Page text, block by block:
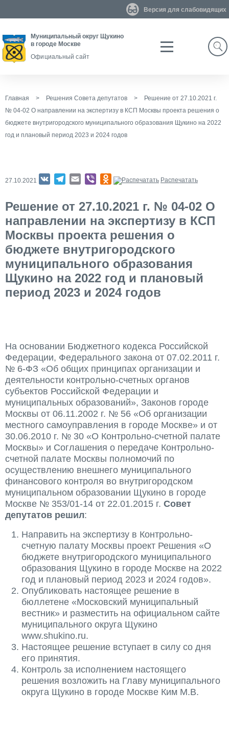
Версия для слабовидящих
Муниципальный округ Щукино
в городе Москве
Официальный сайт
Search
Главная > Решения Совета депутатов >
Решение от 27.10.2021 г.
№ 04-02 О направлении на экспертизу в КСП Москвы проекта решения о
бюджете внутригородского муниципального образования Щукино на 2022
год и плановый период 2023 и 2024 годов
27.10.2021 VK Telegram
Email ViberOdnoklassnikiРаспечатать
Решение от 27.10.2021 г. № 04-02 О
направлении на экспертизу в КСП
Москвы проекта решения о
бюджете внутригородского
муниципального образования
Щукино на 2022 год и плановый
период 2023 и 2024 годов
На основании Бюджетного кодекса Российской
Федерации, Федерального закона от 07.02.2011 г.
№ 6-ФЗ «Об общих принципах организации и
деятельности контрольно-счетных органов
субъектов Российской Федерации и
муниципальных образований», Законов городе
Москвы от 06.11.2002 г. № 56 «Об организации
местного самоуправления в городе Москве» и от
30.06.2010 г. № 30 «О Контрольно-счетной палате
Москвы» и Соглашения о передаче Контрольно-
счетной палате Москвы полномочий по
осуществлению внешнего муниципального
финансового контроля во внутригородском
муниципальном образовании Щукино в городе
Москве № 353/01-14 от 22.01.2015 г. Совет
депутатов решил:
Направить на экспертизу в Контрольно-
счетную палату Москвы проект Решения «О
бюджете внутригородского муниципального
образования Щукино в городе Москве на 2022
год и плановый период 2023 и 2024 годов».
Опубликовать настоящее решение в
бюллетене «Московский муниципальный
вестник» и разместить на официальном сайте
муниципального округа Щукино
www.shukino.ru.
Настоящее решение вступает в силу со дня
его принятия.
Контроль за исполнением настоящего
решения возложить на Главу муниципального
округа Щукино в городе Москве Ким М.В.